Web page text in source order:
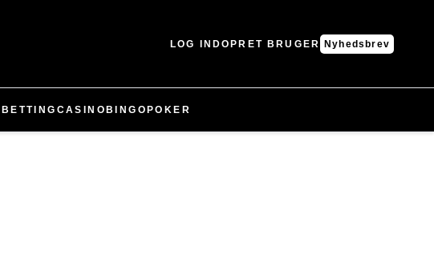
LOG INDOPRET BRUGER Nyhedsbrev
BETTING CASINO BINGO POKER